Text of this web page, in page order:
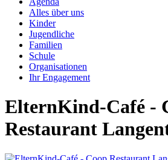
Alles über uns
Kinder
Jugendliche
Familien
Schule
Organisationen
Ihr Engagement
ElternKind-Café -
Restaurant